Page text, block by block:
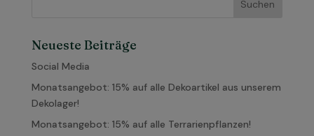
Neueste Beiträge
Social Media
Monatsangebot: 15% auf alle Dekoartikel aus unserem
Dekolager!
Monatsangebot: 15% auf alle Terrarienpflanzen!